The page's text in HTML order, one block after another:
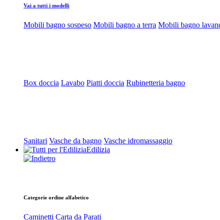
Vai a tutti i modelli
Mobili bagno sospeso Mobili bagno a terra Mobili bagno
Box doccia Lavabo Piatti doccia Rubinetteria bagno
Sanitari Vasche da bagno Vasche idromassaggio
Edilizia
Categorie ordine alfabetico
Caminetti Carta da Parati